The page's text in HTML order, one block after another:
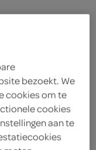
bezoekt. We
cookies om te
cookies
aan te